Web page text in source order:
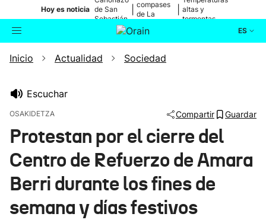
Hoy es noticia de San
Sebastián
compases
de La
altas y
tormentas
ES
Buscador Actualidad
Ikusmiran
Eguraldia
Inicio Actualidad Sociedad
Escuchar
OSAKIDETZA Compartir Guardar
Protestan por el cierre del
Centro de Refuerzo de Amara
Berri durante los fines de
semana y días festivos